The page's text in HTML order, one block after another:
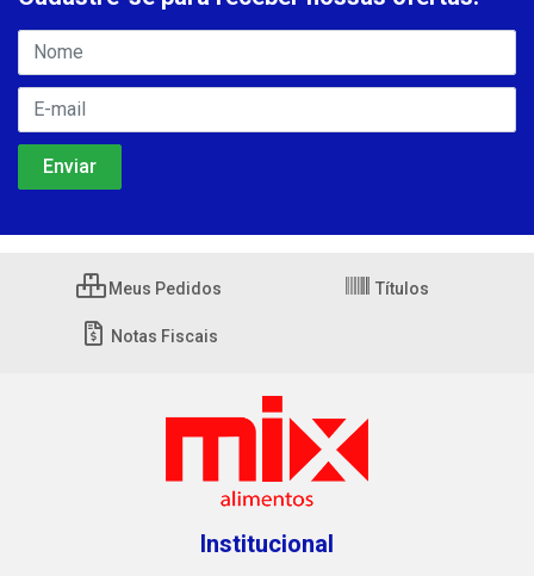
Meus Pedidos Títulos
Notas Fiscais
Institucional